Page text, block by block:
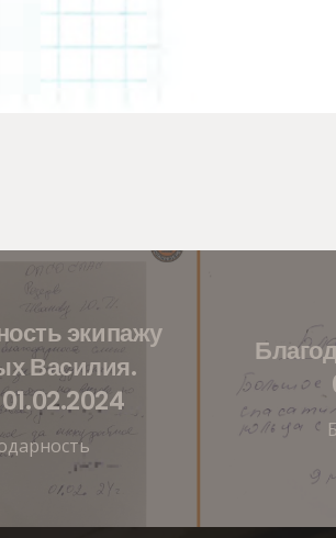
экипажу
Василия.